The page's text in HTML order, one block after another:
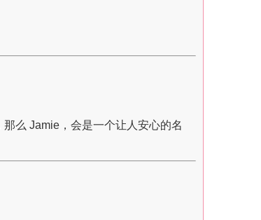
那么 Jamie，会是一个让人安心的名